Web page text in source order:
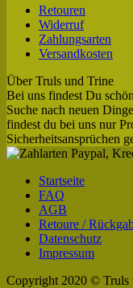
Retouren
Widerruf
Zahlungsarten
Versandkosten
Über Truls und Trine
Bei uns findest Du
Suche nach neuen
findest du bei uns nur
Sicherheitsansprüchen
Startseite
FAQ
AGB
Retoure /
Datenschutz
Impressum
Copyright 2020 © Truls